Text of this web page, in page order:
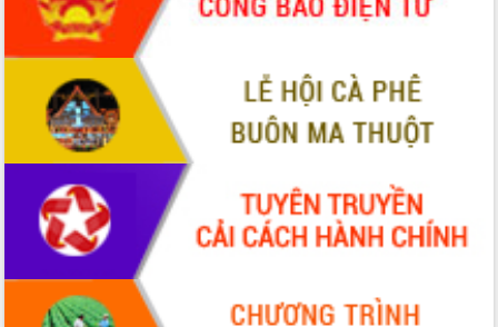
Họp báo thông tin về Hội nghị Công bố
Quy hoạch và Xúc tiến đầu tư tỉnh Đắk
Lắk
Khơi thông điểm nghẽn, đẩy nhanh
giải ngân vốn khắc phục thiên tai
HĐND tỉnh thông qua điều chỉnh Quy
hoạch tỉnh thời kỳ 2021-2030
Hội thảo góp ý hồ sơ điều chỉnh quy
hoạch tỉnh Đắk Lắk thời kỳ 2021-2030,
tầm nhìn đến năm 2050
Nâng cao hiệu quả hoạt động của các
doanh nghiệp nhà nước
Hội nghị triển khai kết nối mạng